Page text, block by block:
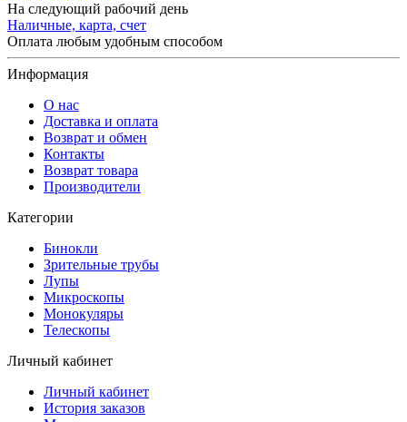
На следующий рабочий день
Наличные, карта, счет
Оплата любым удобным способом
Информация
О нас
Доставка и оплата
Возврат и обмен
Контакты
Возврат товара
Производители
Категории
Бинокли
Зрительные трубы
Лупы
Микроскопы
Монокуляры
Телескопы
Личный кабинет
Личный кабинет
История заказов